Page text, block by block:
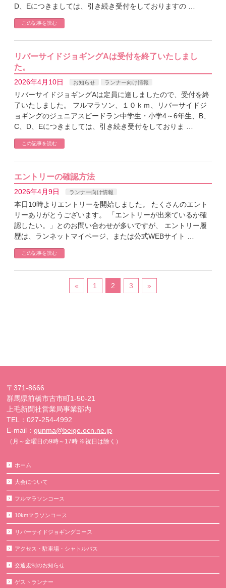
D、Eにつきましては、引き続き受付をしておりますの …
この記事を読む
リバーサイドジョギングAは受付を終了いたしまし
た。
2026年4月10日 お知らせ ランナー向け情報
リバーサイドジョギングAは定員に達しましたので、受付を終
了いたしました。 フルマラソン、１０ｋｍ、リバーサイドジ
ョギングのジュニアスピードラン中学生・小学4～6年生、B、
C、D、Eにつきましては、引き続き受付をしておりま …
この記事を読む
エントリーの確認方法
2026年4月9日 ランナー向け情報
本日10時よりエントリーを開始しました。 たくさんのエント
リーありがとうございます。 「エントリーが出来ているか確
認したい。」とのお問い合わせが多いですが、 エントリー履
歴は、ランネットマイページ、または公式WEBサイト …
この記事を読む
« 1 2 3 »
〒371-8666
群馬県前橋市古市町1-50-21
上毛新聞社営業局事業部内
TEL：027-254-4992
E-mail：gunma@beige.ocn.ne.jp
（月～金曜日の9時～17時 ※祝日は除く）
ホーム
大会について
フルマラソンコース
10kmマラソンコース
リバーサイドジョギングコース
アクセス・駐車場・シャトルバス
交通規制のお知らせ
ゲストランナー